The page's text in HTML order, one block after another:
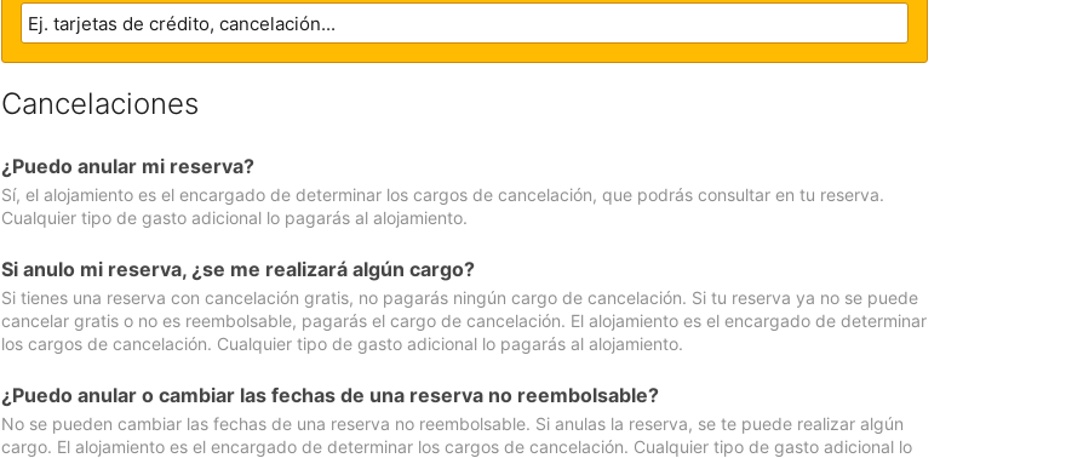
Cancelaciones
¿Puedo anular mi reserva?
Sí, el alojamiento es el encargado de determinar los cargos de cancelación, que podrás consultar en tu reserva.
Cualquier tipo de gasto adicional lo pagarás al alojamiento.
Si anulo mi reserva, ¿se me realizará algún cargo?
Si tienes una reserva con cancelación gratis, no pagarás ningún cargo de cancelación. Si tu reserva ya no se puede
cancelar gratis o no es reembolsable, pagarás el cargo de cancelación. El alojamiento es el encargado de determinar
los cargos de cancelación. Cualquier tipo de gasto adicional lo pagarás al alojamiento.
¿Puedo anular o cambiar las fechas de una reserva no reembolsable?
No se pueden cambiar las fechas de una reserva no reembolsable. Si anulas la reserva, se te puede realizar algún
cargo. El alojamiento es el encargado de determinar los cargos de cancelación. Cualquier tipo de gasto adicional lo